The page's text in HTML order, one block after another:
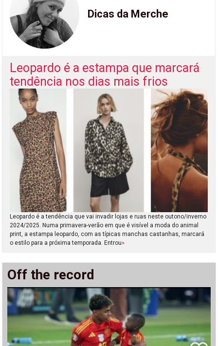
Dicas da Merche
Leopardo é a estampa que marcará
tendência nos dias mais frios
Leopardo é a tendência que vai invadir lojas e ruas neste outono/inverno
2024/2025. Numa primavera-verão em que é visível a moda do animal
print, a estampa leopardo, com as típicas manchas castanhas, marcará
o estilo para a próxima temporada. Entrou»
Off the record